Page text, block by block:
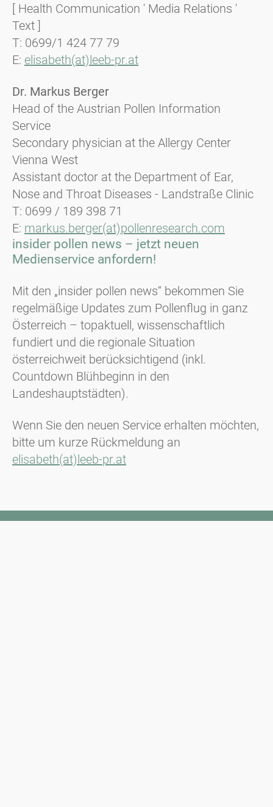
[ Health Communication ' Media Relations '
Text ]
T: 0699/1 424 77 79
E: elisabeth(at)leeb-pr.at
Dr. Markus Berger
Head of the Austrian Pollen Information
Service
Secondary physician at the Allergy Center
Vienna West
Assistant doctor at the Department of Ear,
Nose and Throat Diseases - Landstraße Clinic
T: 0699 / 189 398 71
E: markus.berger(at)pollenresearch.com
insider pollen news – jetzt neuen
Medienservice anfordern!
Mit den „insider pollen news“ bekommen Sie
regelmäßige Updates zum Pollenflug in ganz
Österreich – topaktuell, wissenschaftlich
fundiert und die regionale Situation
österreichweit berücksichtigend (inkl.
Countdown Blühbeginn in den
Landeshauptstädten).
Wenn Sie den neuen Service erhalten möchten,
bitte um kurze Rückmeldung an
elisabeth(at)leeb-pr.at